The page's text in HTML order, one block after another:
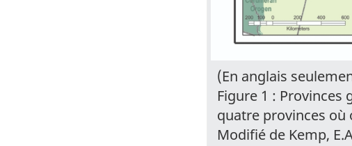
(En anglais
Figure 1 : Provinces
quatre provinces où
Modifié de Kemp,